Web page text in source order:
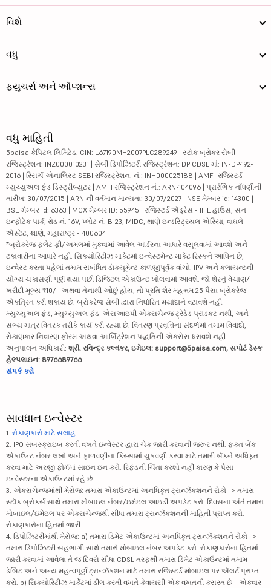
વિશે
વધુ
ફ્યુચર્સ અને ઑપ્શન્સ
વધુ માહિતી
5paisa કેપિટલ લિમિટેડ. CIN: L67190MH2007PLC289249 | સ્ટૉક બ્રોકર સેબી
રજિસ્ટ્રેશન: INZ000010231 | સેબી ડિપોઝિટરી રજિસ્ટ્રેશન: DP CDSL માં: IN-DP-192-
2016 | રિસર્ચ એનાલિસ્ટ SEBI રજિસ્ટ્રેશન. નં.: INH000025188 | AMFI-રજિસ્ટર્ડ
મ્યુચ્યુઅલ ફંડ ડિસ્ટ્રીબ્યુટર | AMFI રજિસ્ટ્રેશન નં.: ARN-104096 | પ્રારંભિક નોંધણીની
તારીખ: 30/07/2015 | ARN ની વર્તમાન માન્યતા: 30/07/2027 | NSE મેમ્બર id: 14300 |
BSE મેમ્બર id: 6363 | MCX મેમ્બર ID: 55945 | રજિસ્ટર્ડ ઍડ્રેસ - IIFL હાઉસ, સન
ઇન્ફોટેક પાર્ક, રોડ નં. 16V, પ્લોટ નં. B-23, MIDC, થાણે ઇન્ડસ્ટ્રિયલ એરિયા, વાઘલે
એસ્ટેટ, થાણે, મહારાષ્ટ્ર - 400604
*બ્રોકરેજ ફ્લેટ ફી/અમલમાં મુકવામાં આવેલ ઑર્ડરના આધારે વસૂલવામાં આવશે અને
ટકાવારીના આધારે નહીં. સિક્યોરિટીઝ માર્કેટમાં ઇન્વેસ્ટમેન્ટ માર્કેટ રિસ્કને આધિન છે,
ઇન્વેસ્ટ કરતા પહેલાં તમામ સંબંધિત ડૉક્યૂમેન્ટ કાળજીપૂર્વક વાંચો. IPV અને ક્લાયન્ટની
યોગ્ય ચકાસણી પૂર્ણ થયા પછી ડિજિટલ એકાઉન્ટ ખોલવામાં આવશે. જો શેરનું વેચાણ/
ખરીદી મૂલ્ય ₹10/- અથવા તેનાથી ઓછું હોય, તો પ્રતિ શેર મહત્તમ 25 પૈસા બ્રોકરેજ
એકત્રિત કરી શકાય છે. બ્રોકરેજ સેબી દ્વારા નિર્ધારિત મર્યાદાને વટાવશે નહીં.
મ્યુચ્યુઅલ ફંડ, મ્યુચ્યુઅલ ફંડ-એસઆઇપી એક્સચેન્જ ટ્રેડેડ પ્રૉડક્ટ નથી, અને
સભ્ય માત્ર વિતરક તરીકે કાર્ય કરી રહ્યા છે. વિતરણ પ્રવૃત્તિના સંદર્ભમાં તમામ વિવાદો,
રોકાણકાર નિવારણ ફોરમ અથવા આર્બિટ્રેશન પદ્ધતિની ઍક્સેસ ધરાવશે નહીં.
અનુપાલન અધિકારી: શ્રી. રવિન્દ્ર કલ્વંકર, ઇમેઇલ: support@5paisa.com, સપોર્ટ ડેસ્ક
હેલ્પલાઇન: 8976689766
સંપર્ક કરો
સાવધાન ઇન્વેસ્ટર
1. રોકાણકારો માટે સલાહ
2. IPO સબસ્ક્રાઇબ કરતી વખતે ઇન્વેસ્ટર દ્વારા ચેક જારી કરવાની જરૂર નથી. ફક્ત બેંક
એકાઉન્ટ નંબર લખો અને ફાળવણીના કિસ્સામાં ચુકવણી કરવા માટે તમારી બેંકને અધિકૃત
કરવા માટે અરજી ફોર્મમાં સાઇન ઇન કરો. રિફંડની ચિંતા કરશો નહીં કારણ કે પૈસા
ઇન્વેસ્ટરના એકાઉન્ટમાં રહે છે.
3. એક્સચેન્જમાંથી મેસેજ: તમારા એકાઉન્ટમાં અનધિકૃત ટ્રાન્ઝૅક્શનને રોકો -> તમારા
સ્ટૉક બ્રોકર્સ સાથે તમારા મોબાઇલ નંબર/ઇમેઇલ આઇડી અપડેટ કરો. દિવસના અંતે તમારા
મોબાઇલ/ઇમેઇલ પર એક્સચેન્જથી સીધા તમારા ટ્રાન્ઝૅક્શનની માહિતી પ્રાપ્ત કરો.
રોકાણકારોના હિતમાં જારી.
4. ડિપોઝિટરીમાંથી મેસેજ: a) તમારા ડિમેટ એકાઉન્ટમાં અનધિકૃત ટ્રાન્ઝૅક્શનને રોકો ->
તમારા ડિપોઝિટરી સહભાગી સાથે તમારો મોબાઇલ નંબર અપડેટ કરો. રોકાણકારોના હિતમાં
જારી કરવામાં આવેલા તે જ દિવસે સીધા CDSL તરફથી તમારા ડિમેટ એકાઉન્ટમાં તમામ
ડેબિટ અને અન્ય મહત્વપૂર્ણ ટ્રાન્ઝૅક્શન માટે તમારા રજિસ્ટર્ડ મોબાઇલ પર ઍલર્ટ પ્રાપ્ત
કરો. b) સિક્યોરિટીઝ માર્કેટમાં ડીલ કરતી વખતે કેવાયસી એક વખતની કસરત છે - એકવાર